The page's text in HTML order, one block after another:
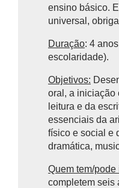
ensino básico.
universal,
Duração: 4
escolaridade).
Objetivos:
oral, a iniciação
leitura e da
essenciais da
físico e social e
dramática,
Quem tem/pode
completem seis